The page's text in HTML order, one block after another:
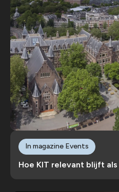
Hoe KIT relevant blijft
In magazine Events